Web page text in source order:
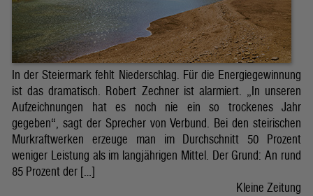
In der Steiermark fehlt Niederschlag. Für die Energiegewinnung
ist das dramatisch. Robert Zechner ist alarmiert. „In unseren
Aufzeichnungen hat es noch nie ein so trockenes Jahr
gegeben“, sagt der Sprecher von Verbund. Bei den steirischen
Murkraftwerken erzeuge man im Durchschnitt 50 Prozent
weniger Leistung als im langjährigen Mittel. Der Grund: An rund
85 Prozent der […]
Kleine Zeitung